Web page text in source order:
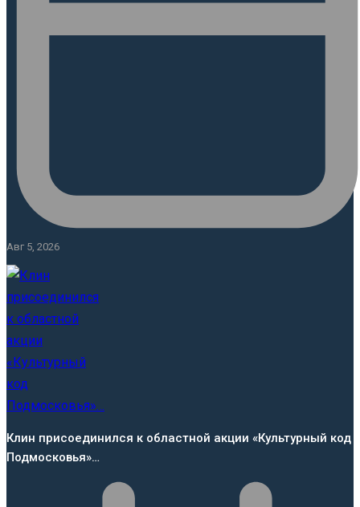
Авг 5, 2026
Клин присоединился к областной акции «Культурный код
Подмосковья»…